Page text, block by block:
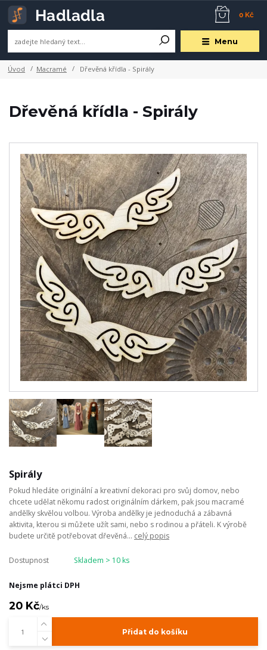
Menu
0 Kč
Úvod Macramé Dřevěná křídla - Spirály
Dřevěná křídla - Spirály
Spirály
Pokud hledáte originální a kreativní dekoraci pro svůj domov, nebo
chcete udělat někomu radost originálním dárkem, pak jsou macramé
andělky skvělou volbou. Výroba andělky je jednoduchá a zábavná
aktivita, kterou si můžete užít sami, nebo s rodinou a přáteli. K výrobě
budete určitě potřebovat dřevěná... celý popis
Dostupnost Skladem > 10 ks
Nejsme plátci DPH
20 Kč/ks
Přidat do košíku